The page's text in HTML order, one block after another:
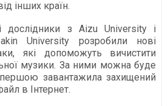
інших країн.
дослідники з Aizu University і
University розробили нові
які допоможуть вичистити
музики. За ними можна буде
завантажила захищений
в Інтернет.